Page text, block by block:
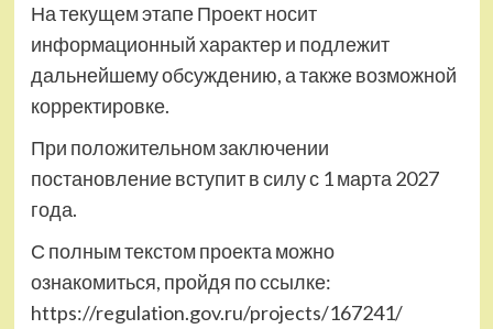
На текущем этапе Проект носит
информационный характер и подлежит
дальнейшему обсуждению, а также возможной
корректировке.
При положительном заключении
постановление вступит в силу с 1 марта 2027
года.
С полным текстом проекта можно
ознакомиться, пройдя по ссылке:
https://regulation.gov.ru/projects/167241/